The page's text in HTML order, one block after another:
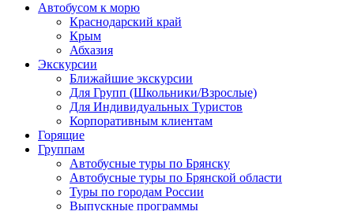
Автобусом к морю
Краснодарский край
Крым
Абхазия
Экскурсии
Ближайшие экскурсии
Для Групп (Школьники/Взрослые)
Для Индивидуальных Туристов
Корпоративным клиентам
Горящие
Группам
Автобусные туры по Брянску
Автобусные туры по Брянской области
Туры по городам России
Выпускные программы